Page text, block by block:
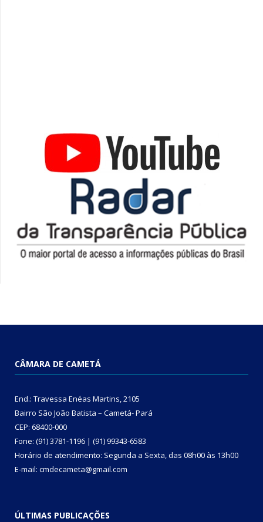
CÂMARA DE CAMETÁ
End.: Travessa Enéas Martins, 2105
Bairro São João Batista – Cametá- Pará
CEP: 68400-000
Fone: (91) 3781-1196 | (91) 99343-6583
Horário de atendimento: Segunda a Sexta, das 08h00 às 13h00
E-mail: cmdecameta@gmail.com
ÚLTIMAS PUBLICAÇÕES